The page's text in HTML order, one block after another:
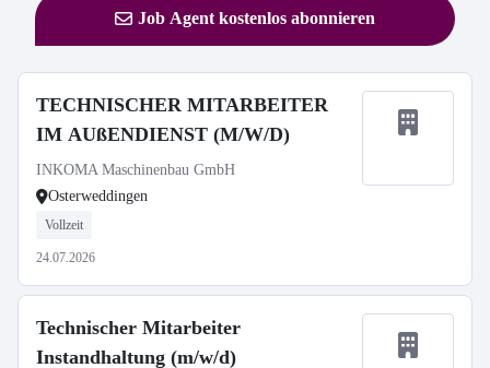
Job Agent kostenlos abonnieren
TECHNISCHER MITARBEITER
IM AUßENDIENST (M/W/D)
INKOMA Maschinenbau GmbH
Osterweddingen
Vollzeit
24.07.2026
Technischer Mitarbeiter
Instandhaltung (m/w/d)